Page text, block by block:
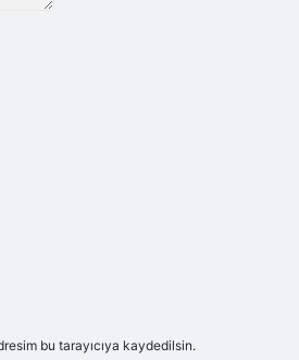
bu tarayıcıya kaydedilsin.